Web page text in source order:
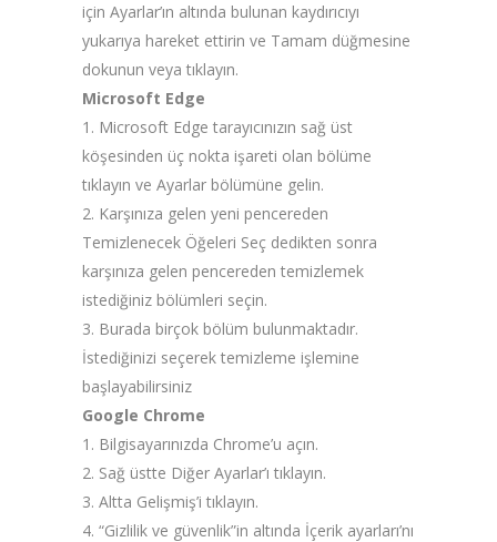
için Ayarlar’ın altında bulunan kaydırıcıyı
yukarıya hareket ettirin ve Tamam düğmesine
dokunun veya tıklayın.
Microsoft Edge
1. Microsoft Edge tarayıcınızın sağ üst
köşesinden üç nokta işareti olan bölüme
tıklayın ve Ayarlar bölümüne gelin.
2. Karşınıza gelen yeni pencereden
Temizlenecek Öğeleri Seç dedikten sonra
karşınıza gelen pencereden temizlemek
istediğiniz bölümleri seçin.
3. Burada birçok bölüm bulunmaktadır.
İstediğinizi seçerek temizleme işlemine
başlayabilirsiniz
Google Chrome
1. Bilgisayarınızda Chrome’u açın.
2. Sağ üstte Diğer Ayarlar’ı tıklayın.
3. Altta Gelişmiş’i tıklayın.
4. “Gizlilik ve güvenlik”in altında İçerik ayarları’nı